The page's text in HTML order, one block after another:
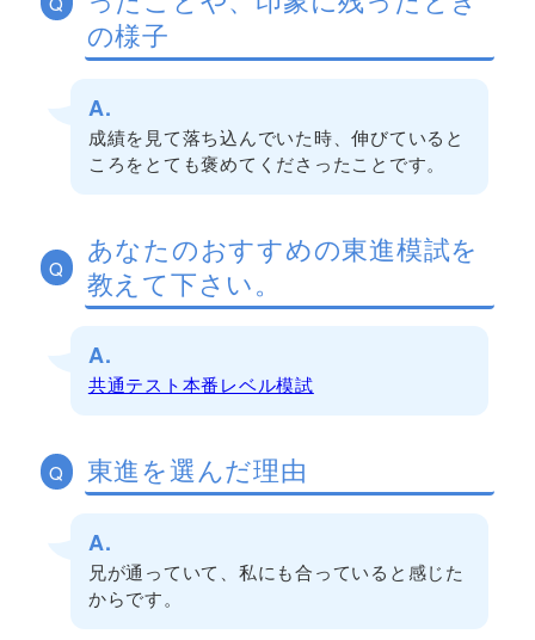
の様子
A.
成績を見て落ち込んでいた時、伸びていると
ころをとても褒めてくださったことです。
Q
あなたのおすすめの東進模試を
教えて下さい。
A.
共通テスト本番レベル模試
Q 東進を選んだ理由
A.
兄が通っていて、私にも合っていると感じた
からです。